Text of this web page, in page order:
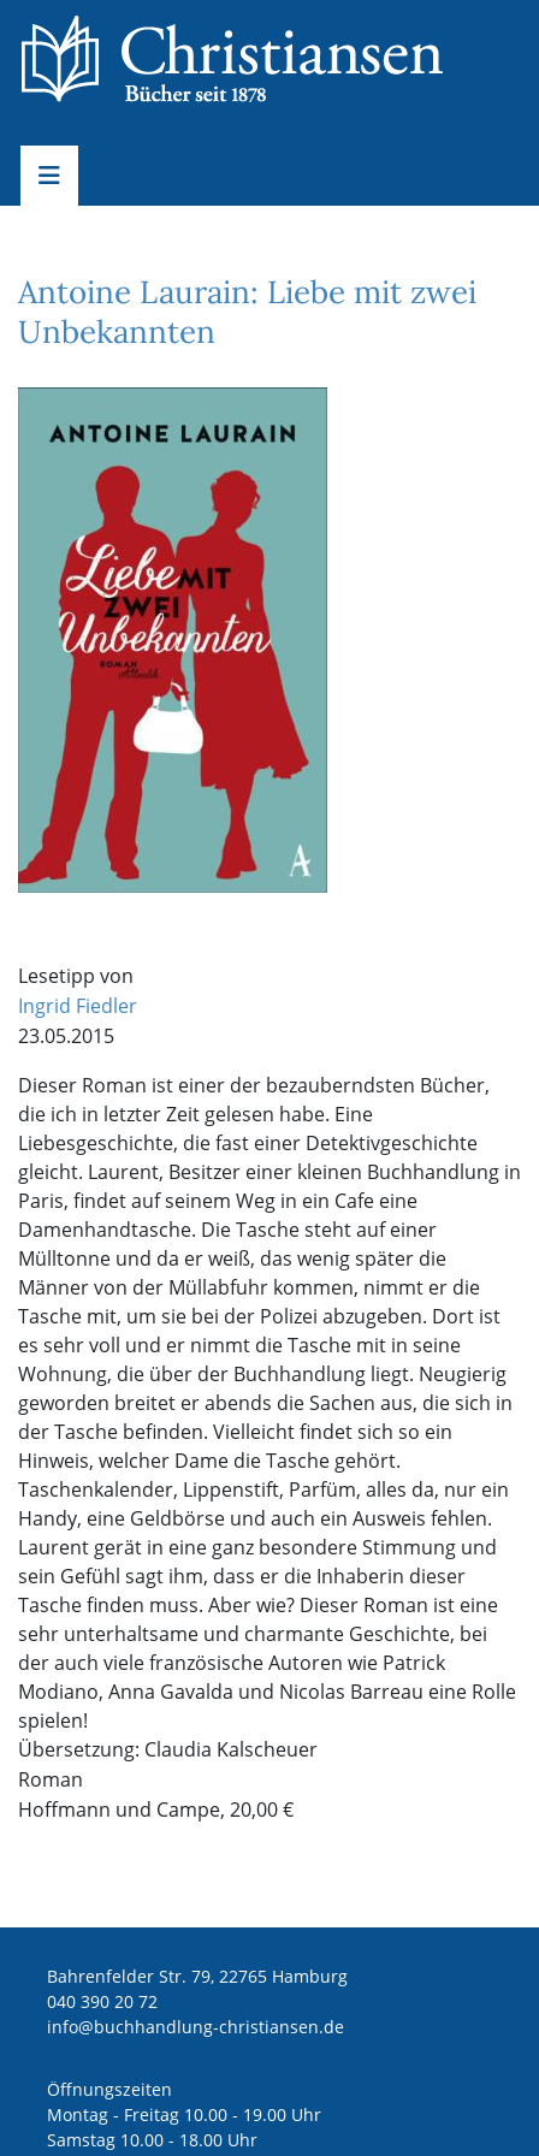
Antoine Laurain: Liebe mit zwei
Unbekannten
Lesetipp von
Ingrid Fiedler
23.05.2015
Dieser Roman ist einer der bezauberndsten Bücher,
die ich in letzter Zeit gelesen habe. Eine
Liebesgeschichte, die fast einer Detektivgeschichte
gleicht. Laurent, Besitzer einer kleinen Buchhandlung in
Paris, findet auf seinem Weg in ein Cafe eine
Damenhandtasche. Die Tasche steht auf einer
Mülltonne und da er weiß, das wenig später die
Männer von der Müllabfuhr kommen, nimmt er die
Tasche mit, um sie bei der Polizei abzugeben. Dort ist
es sehr voll und er nimmt die Tasche mit in seine
Wohnung, die über der Buchhandlung liegt. Neugierig
geworden breitet er abends die Sachen aus, die sich in
der Tasche befinden. Vielleicht findet sich so ein
Hinweis, welcher Dame die Tasche gehört.
Taschenkalender, Lippenstift, Parfüm, alles da, nur ein
Handy, eine Geldbörse und auch ein Ausweis fehlen.
Laurent gerät in eine ganz besondere Stimmung und
sein Gefühl sagt ihm, dass er die Inhaberin dieser
Tasche finden muss. Aber wie? Dieser Roman ist eine
sehr unterhaltsame und charmante Geschichte, bei
der auch viele französische Autoren wie Patrick
Modiano, Anna Gavalda und Nicolas Barreau eine Rolle
spielen!
Übersetzung: Claudia Kalscheuer
Roman
Hoffmann und Campe, 20,00 €
Bahrenfelder Str. 79, 22765 Hamburg
040 390 20 72
ed.nesnaitsirhc-gnuldnahhcub@ofni
Öffnungszeiten
Montag - Freitag 10.00 - 19.00 Uhr
Samstag 10.00 - 18.00 Uhr